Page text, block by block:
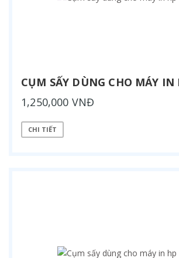
CỤM SẤY DÙNG CHO MÁY
1,250,000 VNĐ
CHI TIẾT